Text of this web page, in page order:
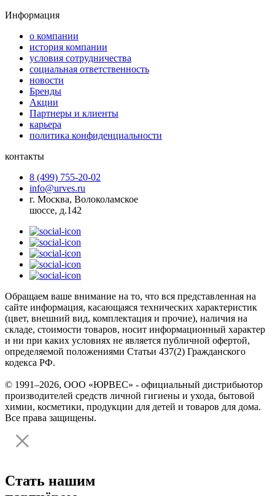
Информация
о компании
история компании
условия сотрудничества
социальная ответственность
новости
Бренды
Акции
Партнеры и клиенты
карьера
политика конфиденциальности
контакты
8 (499) 755-20-02
info@urves.ru
г. Москва, Волоколамское
шоссе, д.142
Обращаем ваше внимание на то, что вся представленная на
сайте информация, касающаяся технических характеристик
(цвет, внешний вид, комплектация и прочие), наличия на
складе, стоимости товаров, носит информационный характер
и ни при каких условиях не является публичной офертой,
определяемой положениями Статьи 437(2) Гражданского
кодекса РФ.
© 1991–2026, ООО «ЮРВЕС» - официальный дистрибьютор
производителей средств личной гигиены и ухода, бытовой
химии, косметики, продукции для детей и товаров для дома.
Все права защищены.
Стать нашим